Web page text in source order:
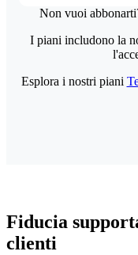
Non vuoi
I piani includono la
Esplora i nostri piani
Fiducia
clienti